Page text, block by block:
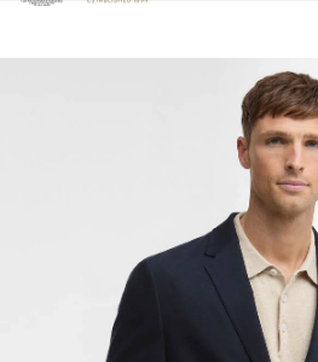
Clicca per visualizzare la nostra